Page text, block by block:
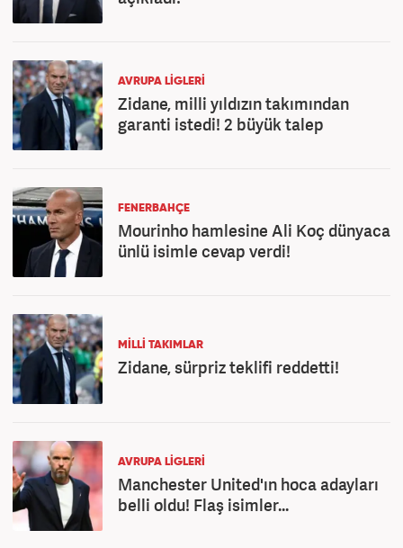
AVRUPA LİGLERİ
Zidane, milli yıldızın takımından
garanti istedi! 2 büyük talep
FENERBAHÇE
Mourinho hamlesine Ali Koç dünyaca
ünlü isimle cevap verdi!
MİLLİ TAKIMLAR
Zidane, sürpriz teklifi reddetti!
AVRUPA LİGLERİ
Manchester United'ın hoca adayları
belli oldu! Flaş isimler...